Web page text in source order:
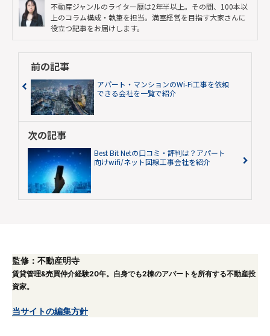
不動産ジャンルのライター歴は2年半以上。その間、100本以
上のコラム構成・執筆を担当。満室経営を目指す大家さんに
役立つ記事をお届けします。
前の記事
アパート・マンションのWi-Fi工事を依頼
できる会社を一覧で紹介
次の記事
Best Bit Netの口コミ・評判は？アパート
向けwifi/ネット回線工事会社を紹介
監修：不動産明寺
賃貸管理&売買仲介経験20年。自身でも2棟のアパートを所有する不動産投
資家。
当サイトの編集方針